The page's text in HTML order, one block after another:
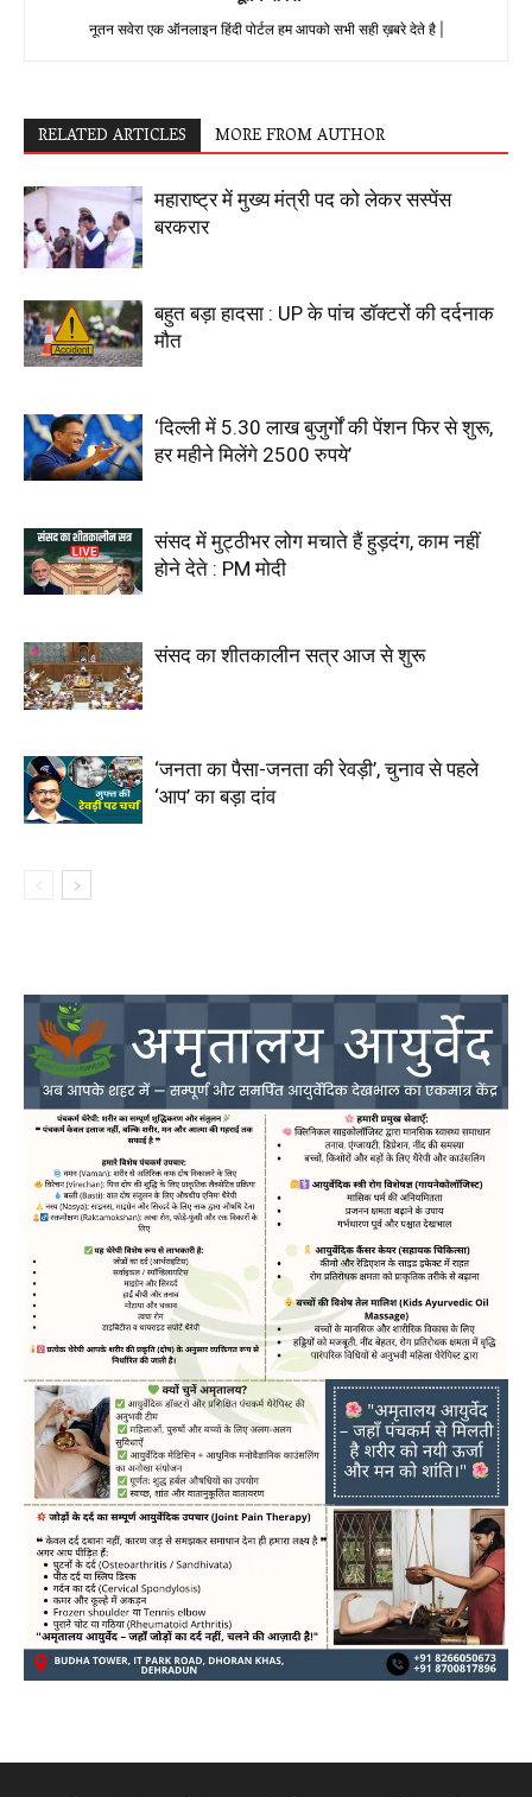
नूतन सवेरा एक ऑनलाइन हिंदी पोर्टल हम आपको सभी सही ख़बरे देते है |
RELATED ARTICLES MORE FROM AUTHOR
महाराष्ट्र में मुख्य मंत्री पद को लेकर सस्पेंस
बरकरार
बहुत बड़ा हादसा : UP के पांच डॉक्टरों की दर्दनाक
मौत
‘दिल्ली में 5.30 लाख बुजुर्गों की पेंशन फिर से शुरू,
हर महीने मिलेंगे 2500 रुपये’
संसद में मुट्ठीभर लोग मचाते हैं हुड़दंग, काम नहीं
होने देते : PM मोदी
संसद का शीतकालीन सत्र आज से शुरू
‘जनता का पैसा-जनता की रेवड़ी’, चुनाव से पहले
‘आप’ का बड़ा दांव